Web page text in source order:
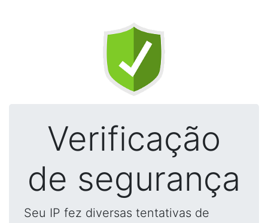
Verificação
de segurança
Seu IP fez diversas tentativas de